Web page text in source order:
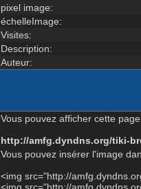
pixel image:
échelleImage:
Visites:
Description:
Auteur:
Vous pouvez afficher cette
http://amfg.dyndns.org/tiki-
Vous pouvez insérer l'image
<img src="http://